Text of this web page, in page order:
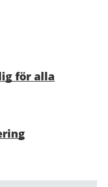
för alla